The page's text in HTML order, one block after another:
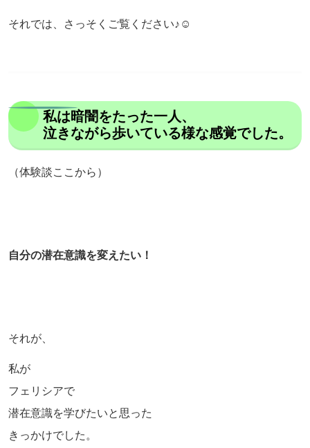
それでは、さっそくご覧ください♪☺
私は暗闇をたった一人、
泣きながら歩いている様な感覚でした。
（体験談ここから）
自分の潜在意識を変えたい！
それが、
私が
フェリシアで
潜在意識を学びたいと思った
きっかけでした。